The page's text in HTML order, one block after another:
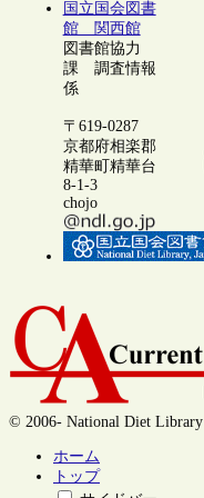
国立国会図書
館 関西館
図書館協力
課 調査情報
係
〒619-0287
京都府相楽郡
精華町精華台
8-1-3
chojo
© 2006- National Diet Library
ホーム
トップ